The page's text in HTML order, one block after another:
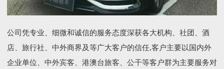
公司凭专业、细微和诚信的服务态度深获各大机构、社团、酒
店、旅行社、中外商界及等广大客户的信任,客户主要以国内外
企业单位、中外宾客、港澳台旅客、公干等客户群为主要服务对